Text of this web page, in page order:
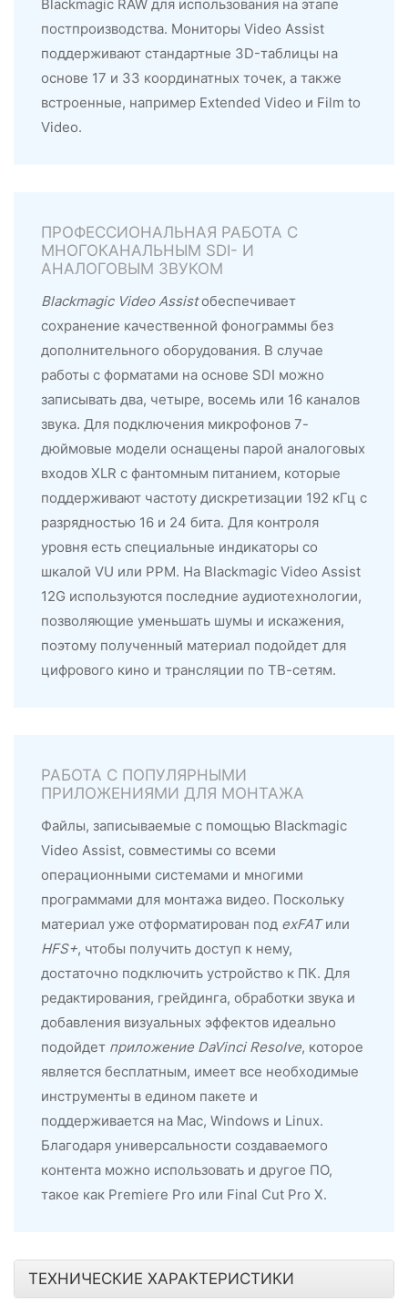
Blackmagic RAW для использования на этапе
постпроизводства. Мониторы Video Assist
поддерживают стандартные 3D-таблицы на
основе 17 и 33 координатных точек, а также
встроенные, например Extended Video и Film to
Video.
ПРОФЕССИОНАЛЬНАЯ РАБОТА С
МНОГОКАНАЛЬНЫМ SDI- И
АНАЛОГОВЫМ ЗВУКОМ
Blackmagic Video Assistобеспечивает
сохранение качественной фонограммы без
дополнительного оборудования. В случае
работы с форматами на основе SDI можно
записывать два, четыре, восемь или 16 каналов
звука. Для подключения микрофонов 7-
дюймовые модели оснащены парой аналоговых
входов XLR с фантомным питанием, которые
поддерживают частоту дискретизации 192 кГц с
разрядностью 16 и 24 бита. Для контроля
уровня есть специальные индикаторы со
шкалой VU или PPM. На Blackmagic Video Assist
12G используются последние аудиотехнологии,
позволяющие уменьшать шумы и искажения,
поэтому полученный материал подойдет для
цифрового кино и трансляции по ТВ-сетям.
РАБОТА С ПОПУЛЯРНЫМИ
ПРИЛОЖЕНИЯМИ ДЛЯ МОНТАЖА
Файлы, записываемые с помощью Blackmagic
Video Assist, совместимы со всеми
операционными системами и многими
программами для монтажа видео. Поскольку
материал уже отформатирован под exFATили
HFS+, чтобы получить доступ к нему,
достаточно подключить устройство к ПК. Для
редактирования, грейдинга, обработки звука и
добавления визуальных эффектов идеально
подойдет приложение DaVinci Resolve, которое
является бесплатным, имеет все необходимые
инструменты в едином пакете и
поддерживается на Mac, Windows и Linux.
Благодаря универсальности создаваемого
контента можно использовать и другое ПО,
такое как Premiere Pro или Final Cut Pro X.
ТЕХНИЧЕСКИЕ ХАРАКТЕРИСТИКИ